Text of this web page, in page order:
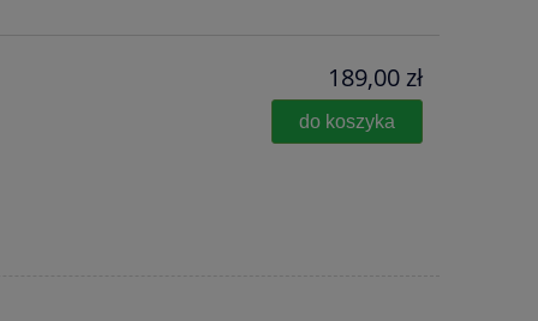
189,00 zł
do koszyka